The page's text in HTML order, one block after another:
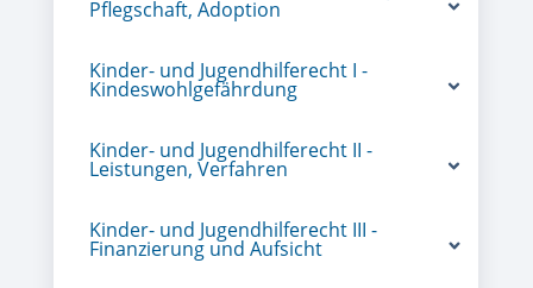
Pflegschaft, Adoption
Kinder- und Jugendhilferecht I -
Kindeswohlgefährdung
Kinder- und Jugendhilferecht II -
Leistungen, Verfahren
Kinder- und Jugendhilferecht III -
Finanzierung und Aufsicht